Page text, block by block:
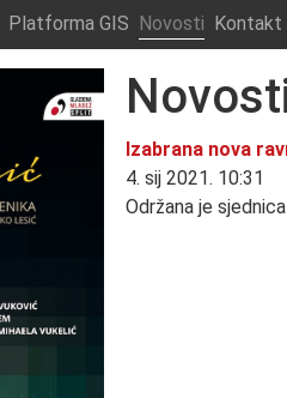
Platforma GIS Novosti Kontakt
Izabrana nova
4. sij 2021. 10:31
Održana je